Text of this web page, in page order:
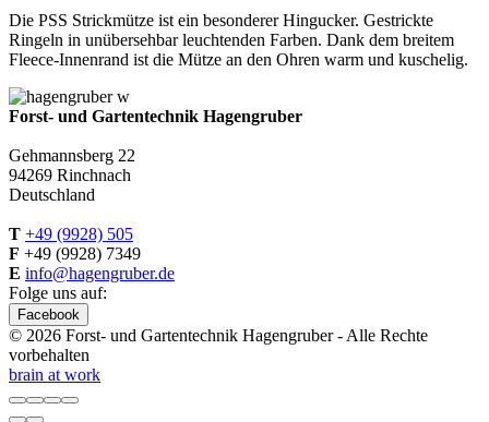
Die PSS Strickmütze ist ein besonderer Hingucker. Gestrickte
Ringeln in unübersehbar leuchtenden Farben. Dank dem breitem
Fleece-Innenrand ist die Mütze an den Ohren warm und kuschelig.
Forst- und Gartentechnik Hagengruber
Gehmannsberg 22
94269 Rinchnach
Deutschland
T +49 (9928) 505
F +49 (9928) 7349
E info@hagengruber.de
Folge uns auf:
Facebook
© 2026 Forst- und Gartentechnik Hagengruber - Alle Rechte
vorbehalten
brain at work